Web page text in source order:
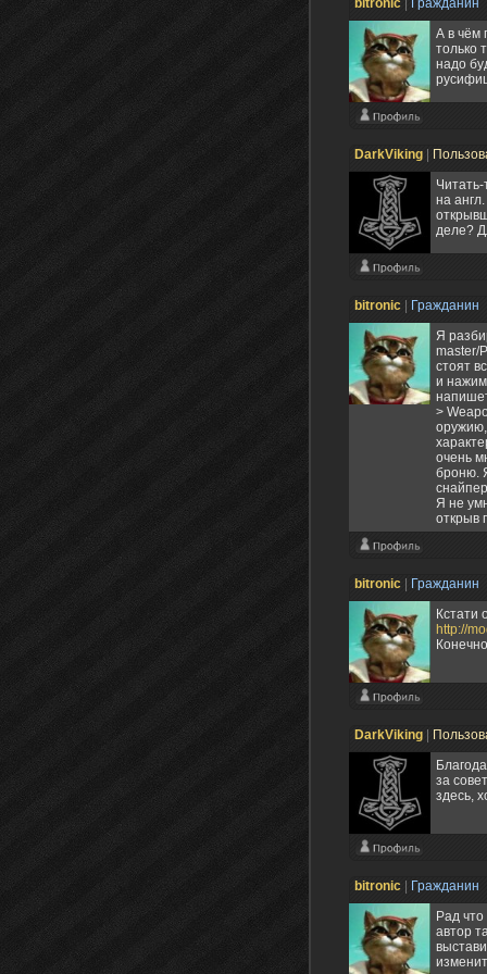
bitronic Гражданин
А в чём
только
надо
DarkViking
на
деле?
bitronic Гражданин
Я
master/
стоят
и
>
оружию,
очень
броню.
Я не
открыв
bitronic Гражданин
Кстати
http://
DarkViking
за
здесь,
bitronic Гражданин
Рад
автор